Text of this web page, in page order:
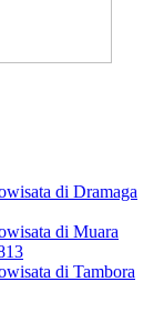
di Dramaga
di Muara
di Tambora